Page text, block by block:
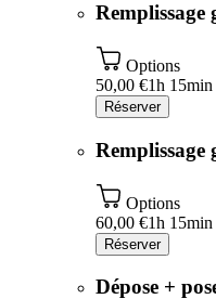
Remplissage
Options
50,00 €1h 15min
Réserver
Remplissage
Options
60,00 €1h 15min
Réserver
Dépose +